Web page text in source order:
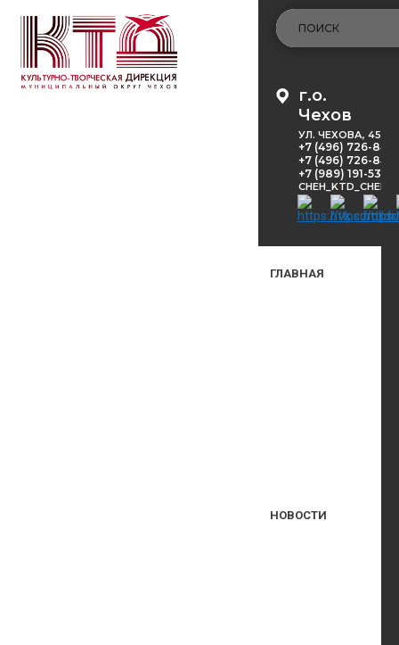
г.о.
Чехов
УЛ. ЧЕХОВА, 45
+7 (496) 726-
+7 (496) 726-
+7 (989) 191-53-
ГЛАВНАЯ
НОВОСТИ